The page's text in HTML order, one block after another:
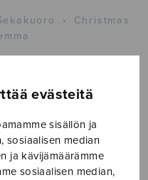
evästeitä
sisällön ja
sosiaalisen median
ja kävijämäärämme
sosiaalisen median,
›
Christmas